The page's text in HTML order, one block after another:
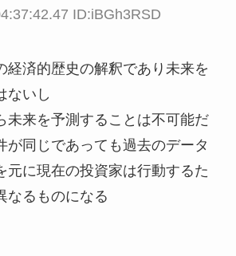
ID:iBGh3RSD
経済的歴史の解釈であり未来を
ないし
未来を予測することは不可能だ
が同じであっても過去のデータ
元に現在の投資家は行動するた
なるものになる